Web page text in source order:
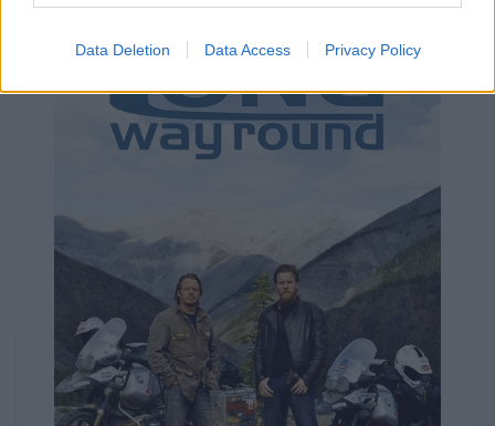
Data Deletion Data Access Privacy Policy